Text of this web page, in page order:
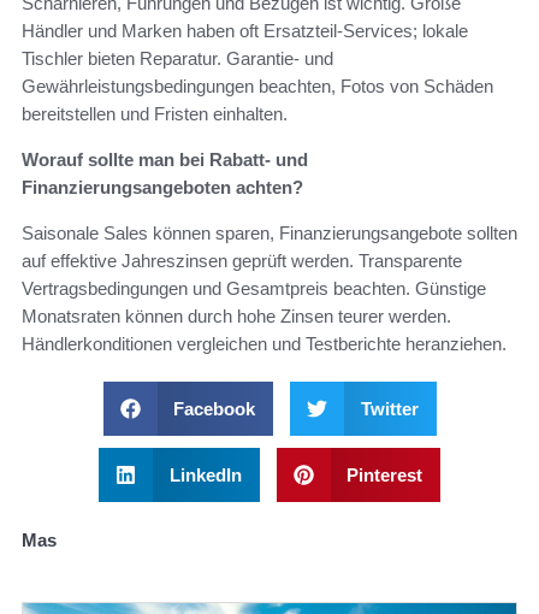
Händler und Marken haben oft Ersatzteil-Services; lokale
Tischler bieten Reparatur. Garantie- und
Gewährleistungsbedingungen beachten, Fotos von Schäden
bereitstellen und Fristen einhalten.
Worauf sollte man bei Rabatt- und
Finanzierungsangeboten achten?
Saisonale Sales können sparen, Finanzierungsangebote sollten
auf effektive Jahreszinsen geprüft werden. Transparente
Vertragsbedingungen und Gesamtpreis beachten. Günstige
Monatsraten können durch hohe Zinsen teurer werden.
Händlerkonditionen vergleichen und Testberichte heranziehen.
Facebook Twitter
LinkedIn Pinterest
Mas